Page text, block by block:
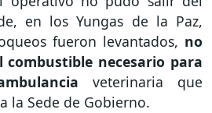
en los Yungas de la Paz,
fueron levantados, no
combustible necesario para
veterinaria que
la Sede de Gobierno.